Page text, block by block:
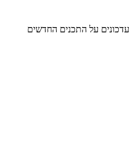
עדכונים על התכנים החדשים